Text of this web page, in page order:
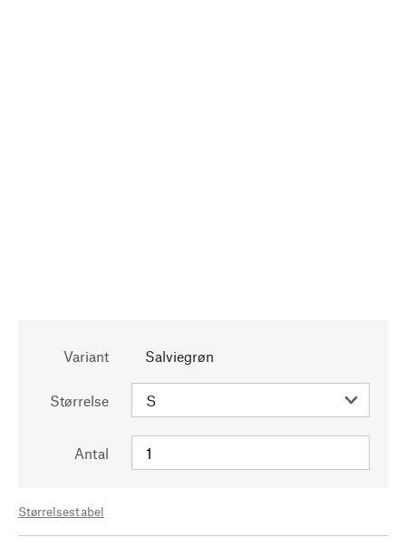
Variant Salviegrøn
Størrelse
Antal
Størrelsestabel